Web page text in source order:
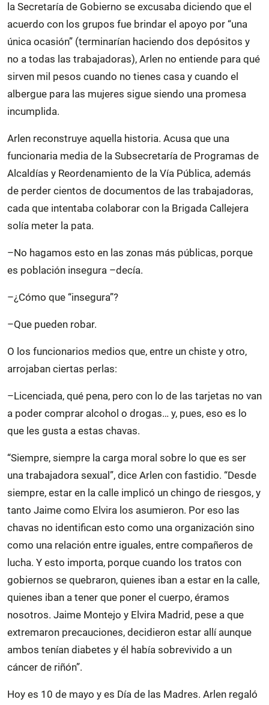
la Secretaría de Gobierno se excusaba diciendo que el
acuerdo con los grupos fue brindar el apoyo por “una
única ocasión” (terminarían haciendo dos depósitos y
no a todas las trabajadoras), Arlen no entiende para qué
sirven mil pesos cuando no tienes casa y cuando el
albergue para las mujeres sigue siendo una promesa
incumplida.
Arlen reconstruye aquella historia. Acusa que una
funcionaria media de la Subsecretaría de Programas de
Alcaldías y Reordenamiento de la Vía Pública, además
de perder cientos de documentos de las trabajadoras,
cada que intentaba colaborar con la Brigada Callejera
solía meter la pata.
–No hagamos esto en las zonas más públicas, porque
es población insegura –decía.
–¿Cómo que “insegura”?
–Que pueden robar.
O los funcionarios medios que, entre un chiste y otro,
arrojaban ciertas perlas:
–Licenciada, qué pena, pero con lo de las tarjetas no van
a poder comprar alcohol o drogas… y, pues, eso es lo
que les gusta a estas chavas.
“Siempre, siempre la carga moral sobre lo que es ser
una trabajadora sexual”, dice Arlen con fastidio. “Desde
siempre, estar en la calle implicó un chingo de riesgos, y
tanto Jaime como Elvira los asumieron. Por eso las
chavas no identifican esto como una organización sino
como una relación entre iguales, entre compañeros de
lucha. Y esto importa, porque cuando los tratos con
gobiernos se quebraron, quienes iban a estar en la calle,
quienes iban a tener que poner el cuerpo, éramos
nosotros. Jaime Montejo y Elvira Madrid, pese a que
extremaron precauciones, decidieron estar allí aunque
ambos tenían diabetes y él había sobrevivido a un
cáncer de riñón”.
Hoy es 10 de mayo y es Día de las Madres. Arlen regaló